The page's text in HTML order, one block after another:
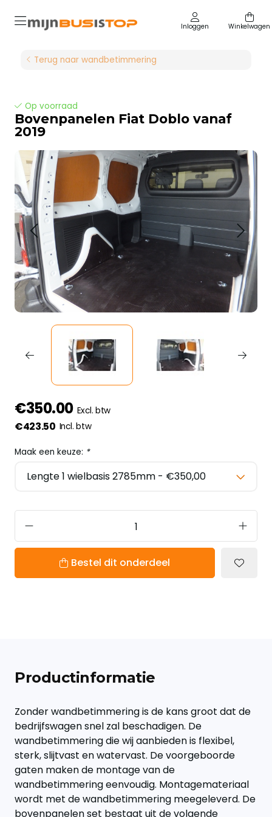
Inloggen Winkelwagen
Terug naar wandbetimmering
Op voorraad
Bovenpanelen Fiat Doblo vanaf
2019
€350.00 Excl. btw
€423.50 Incl. btw
Maak een keuze: *
Bestel dit onderdeel
Productinformatie
Zonder wandbetimmering is de kans groot dat de
bedrijfswagen snel zal beschadigen. De
wandbetimmering die wij aanbieden is flexibel,
sterk, slijtvast en watervast. De voorgeboorde
gaten maken de montage van de
wandbetimmering eenvoudig. Montagemateriaal
wordt met de wandbetimmering meegeleverd. De
bovenpanelen set bestaat uit de volgende